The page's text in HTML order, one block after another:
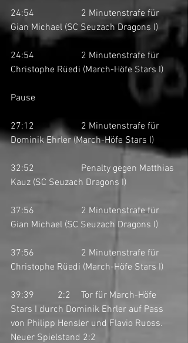
24:54		2 Minutenstrafe für
Gian Michael (SC Seuzach Dragons I)
24:54		2 Minutenstrafe für
Christophe Rüedi (March-Höfe Stars I)
Pause
27:12		2 Minutenstrafe für
Dominik Ehrler (March-Höfe Stars I)
32:52		Penalty gegen Matthias
Kauz (SC Seuzach Dragons I)
37:56		2 Minutenstrafe für
Gian Michael (SC Seuzach Dragons I)
37:56		2 Minutenstrafe für
Christophe Rüedi (March-Höfe Stars I)
39:39	2:2	Tor für March-Höfe
Stars I durch Dominik Ehrler auf Pass
von Philipp Hensler und Flavio Ruoss.
Neuer Spielstand 2:2